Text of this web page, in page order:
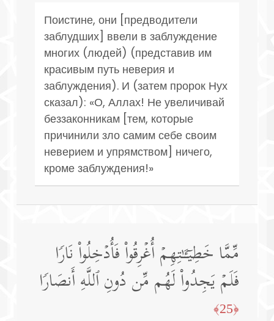
Поистине, они [предводители
заблудших] ввели в заблуждение
многих (людей) (представив им
красивым путь неверия и
заблуждения). И (затем пророк Нух
сказал): «О, Аллах! Не увеличивай
беззаконникам [тем, которые
причинили зло самим себе своим
неверием и упрямством] ничего,
кроме заблуждения!»
مِّمَّا خَطِیۤـَٔـٰتِهِمۡ أُغۡرِقُوا۟ فَأُدۡخِلُوا۟ نَارࣰا
فَلَمۡ یَجِدُوا۟ لَهُم مِّن دُونِ ٱللَّهِ أَنصَارࣰا
﴿25﴾